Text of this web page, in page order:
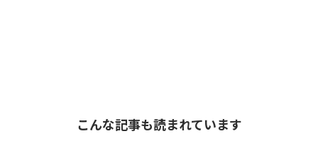
こんな記事も読まれています